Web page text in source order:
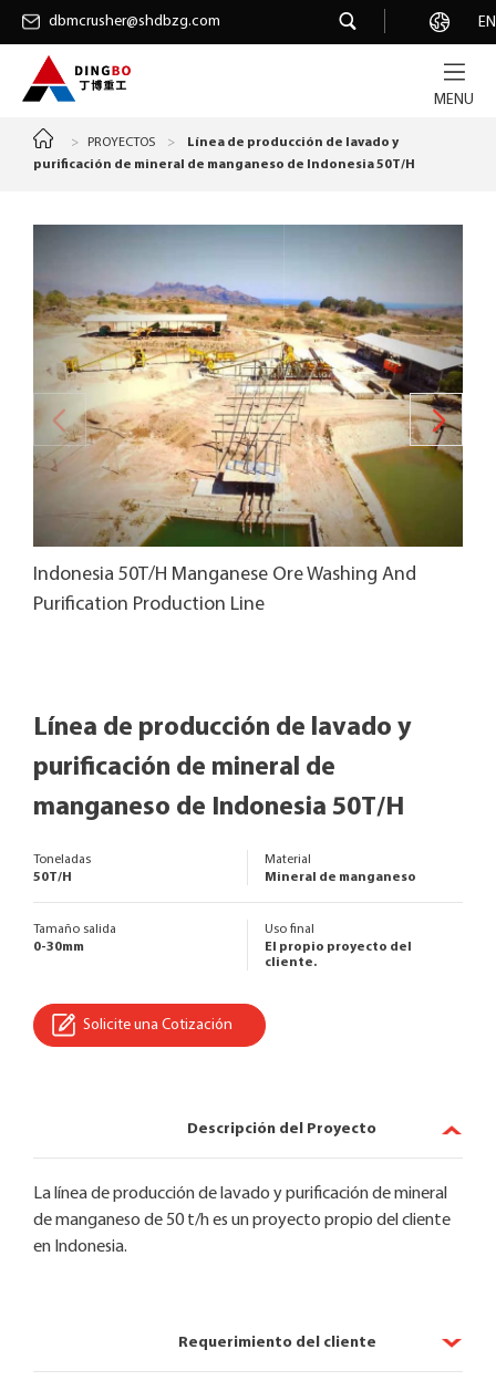
EN
dbmcrusher@shdbzg.com
MENU
dbmcrusher@shdbzg.com Carrera
> PROYECTOS >
Línea de producción de lavado y
purificación de mineral de manganeso de Indonesia 50T/H
Indonesia 50T/H Manganese Ore Washing And
Purification Production Line
Línea de producción de lavado y
purificación de mineral de
manganeso de Indonesia 50T/H
Toneladas
50T/H
Material
Mineral de manganeso
Tamaño salida
0-30mm
Uso final
El propio proyecto del
cliente.
Solicite una Cotización
Descripción del Proyecto
La línea de producción de lavado y purificación de mineral
de manganeso de 50 t/h es un proyecto propio del cliente
en Indonesia.
Requerimiento del cliente